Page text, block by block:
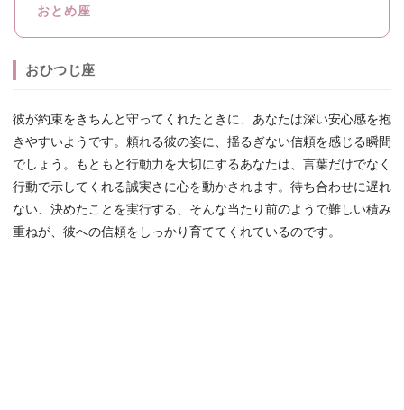
おとめ座
おひつじ座
彼が約束をきちんと守ってくれたときに、あなたは深い安心感を抱
きやすいようです。頼れる彼の姿に、揺るぎない信頼を感じる瞬間
でしょう。もともと行動力を大切にするあなたは、言葉だけでなく
行動で示してくれる誠実さに心を動かされます。待ち合わせに遅れ
ない、決めたことを実行する、そんな当たり前のようで難しい積み
重ねが、彼への信頼をしっかり育ててくれているのです。